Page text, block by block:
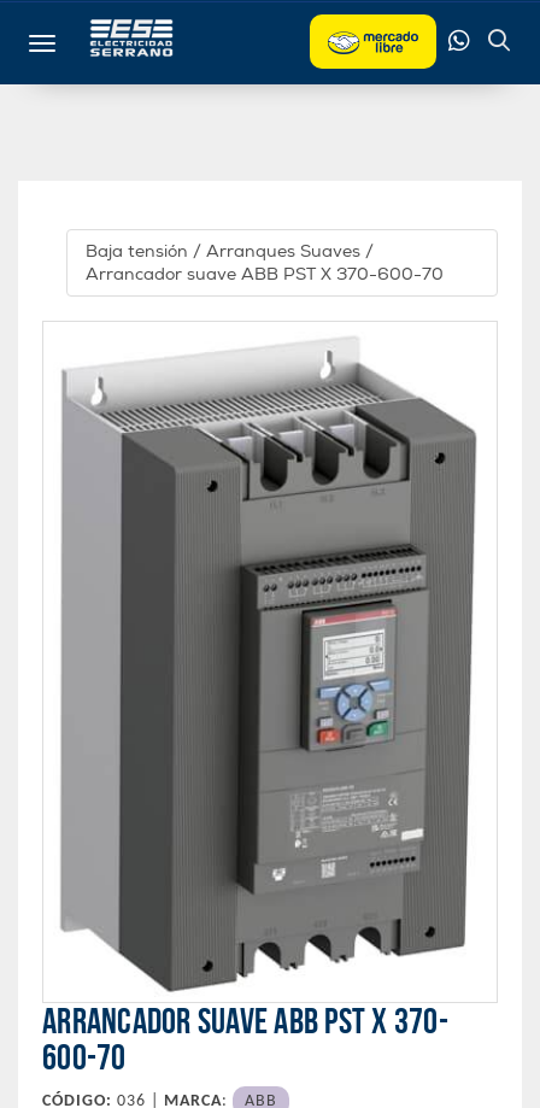
Toggle navigation
Baja tensión / Arranques Suaves /
Arrancador suave ABB PST X 370-600-70
ARRANCADOR SUAVE ABB PST X 370-
600-70
CÓDIGO: 036 | MARCA: ABB